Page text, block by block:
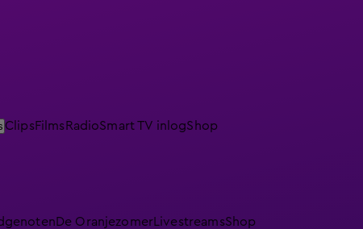
ClipsFilmsRadioSmart TV inlogShop
De Oranjezomer LivestreamsShop